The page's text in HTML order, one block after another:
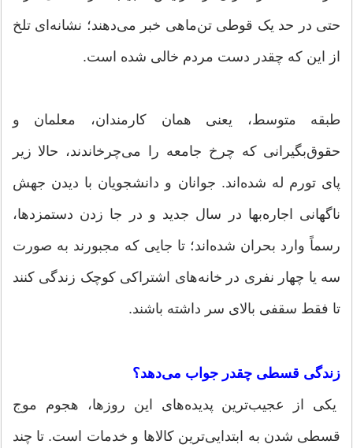
حتی در حد یک قوطی تن‌ماهی خبر می‌دهند؛ نشانه‌ای تلخ
از این که چقدر دست مردم خالی شده است.
طبقه متوسط، یعنی همان کارمندان، معلمان و
حقوق‌بگیرانی که چرخ جامعه را می‌چرخاندند، حالا زیر
پای تورم له شده‌اند. جوانان و دانشجویان با دیدن جهش
ناگهانی اجاره‌بها در سال جدید و در جا زدن دستمزدها،
رسماً وارد بحران شده‌اند؛ تا جایی که مجبورند به صورت
سه یا چهار نفری در خانه‌های اشتراکی کوچک زندگی کنند
تا فقط سقفی بالای سر داشته باشند.
زندگی قسطی چقدر جواب می‌دهد؟
یکی از عجیب‌ترین پدیده‌های این روزها، هجوم موج
قسطی شدن به ابتدایی‌ترین کالا‌ها و خدمات است. تا چند